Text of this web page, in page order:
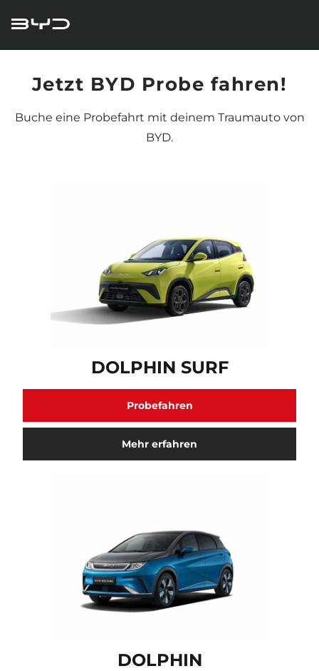
Jetzt BYD Probe fahren!
Buche eine Probefahrt mit deinem Traumauto von
BYD.
DOLPHIN SURF
Probefahren
Mehr erfahren
DOLPHIN